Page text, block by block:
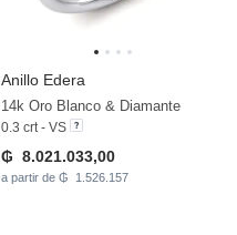
Anillo Edera
14k Oro Blanco & Diamante
0.3 crt - VS
₲ 8.021.033,00
a partir de ₲ 1.526.157